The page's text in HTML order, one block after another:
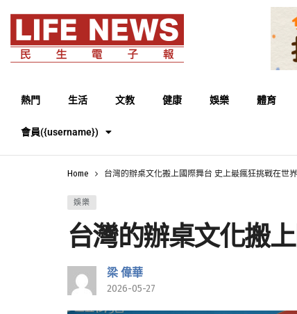
熱門 生活 文教 健康 娛樂 體育
會員({username})
Home 台灣的辦桌文化搬上國際舞台 史上最瘋狂挑戰在世
娛樂
台灣的辦桌文化搬
梁 偉華
2026-05-27